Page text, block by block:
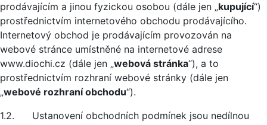
prodávajícím a jinou fyzickou osobou (dále jen „kupující“)
prostřednictvím internetového obchodu prodávajícího.
Internetový obchod je prodávajícím provozován na
webové stránce umístněné na internetové adrese
www.diochi.cz (dále jen „webová stránka“), a to
prostřednictvím rozhraní webové stránky (dále jen
„webové rozhraní obchodu“).
1.2. Ustanovení obchodních podmínek jsou nedílnou